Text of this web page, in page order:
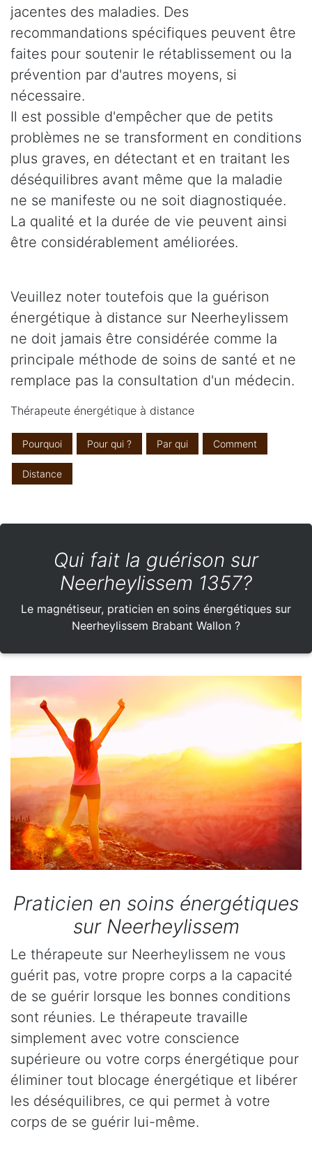
jacentes des maladies. Des
recommandations spécifiques peuvent être
faites pour soutenir le rétablissement ou la
prévention par d'autres moyens, si
nécessaire.
Il est possible d'empêcher que de petits
problèmes ne se transforment en conditions
plus graves, en détectant et en traitant les
déséquilibres avant même que la maladie
ne se manifeste ou ne soit diagnostiquée.
La qualité et la durée de vie peuvent ainsi
être considérablement améliorées.
Veuillez noter toutefois que la guérison
énergétique à distance sur Neerheylissem
ne doit jamais être considérée comme la
principale méthode de soins de santé et ne
remplace pas la consultation d'un médecin.
Thérapeute énergétique à distance
Pourquoi Pour qui ? Par qui Comment
Distance
Qui fait la guérison sur
Neerheylissem 1357?
Le magnétiseur, praticien en soins énergétiques sur
Neerheylissem Brabant Wallon ?
Praticien en soins énergétiques
sur Neerheylissem
Le thérapeute sur Neerheylissem ne vous
guérit pas, votre propre corps a la capacité
de se guérir lorsque les bonnes conditions
sont réunies. Le thérapeute travaille
simplement avec votre conscience
supérieure ou votre corps énergétique pour
éliminer tout blocage énergétique et libérer
les déséquilibres, ce qui permet à votre
corps de se guérir lui-même.